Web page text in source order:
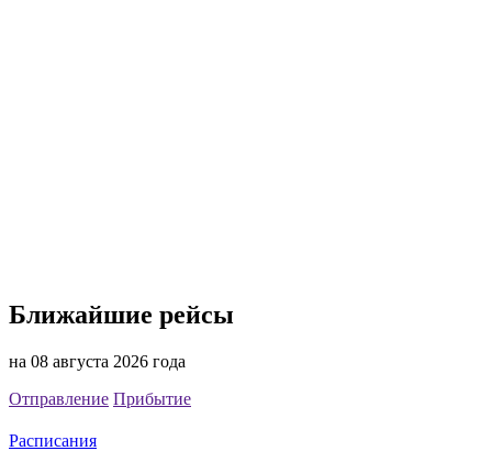
Ближайшие рейсы
на 08 августа 2026 года
Отправление Прибытие
Расписания